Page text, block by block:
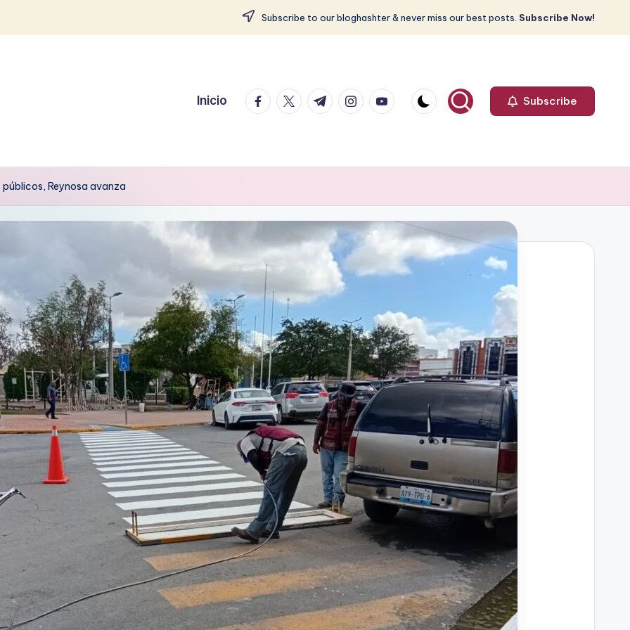
Subscribe to our bloghashter & never miss our best posts. Subscribe Now!
Inicio facebook.com
twitter.com
t.me instagram.com
youtube.com Subscribe
Reynosa avanza